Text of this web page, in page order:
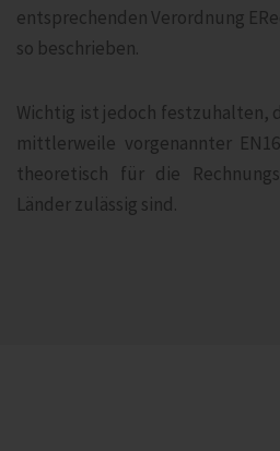
entsprechenden Verordnung
so beschrieben.
Wichtig ist jedoch festzuhalten,
mittlerweile vorgenannter
theoretisch für die
Länder zulässig sind.